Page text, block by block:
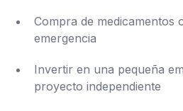
Compra de medicamentos
emergencia
Invertir en una pequeña
proyecto independiente